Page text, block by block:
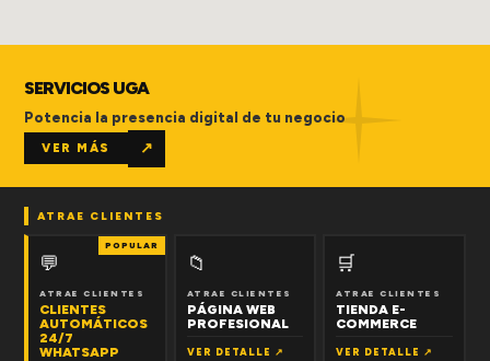
SERVICIOS UGA
Potencia la presencia digital de tu negocio
VER MÁS ↗
ATRAE CLIENTES
POPULAR
💬
ATRAE CLIENTES
CLIENTES
AUTOMÁTICOS
24/7
WHATSAPP
📁
ATRAE CLIENTES
PÁGINA WEB
PROFESIONAL
VER DETALLE ↗
🛒
ATRAE CLIENTES
TIENDA E-
COMMERCE
VER DETALLE ↗